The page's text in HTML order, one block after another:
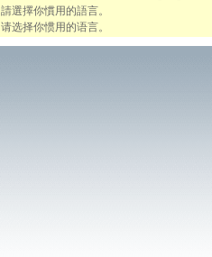
請選擇你慣用的語言。
请选择你惯用的语言。